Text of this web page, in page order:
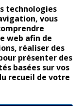
technologies
vous
web afin de
réaliser des
présenter des
basées sur vos
recueil de votre
les gens vrais